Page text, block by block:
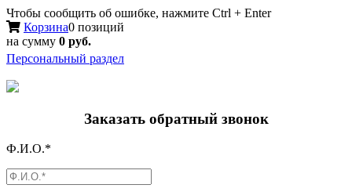
Чтобы сообщить об ошибке, нажмите Ctrl + Enter
Корзина0 позиций
на сумму 0 руб.
Персональный раздел
Заказать обратный звонок
Ф.И.О.*